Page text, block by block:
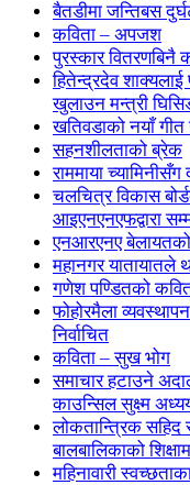
बैतडीमा जन्तिबस
कविता – अपजश
पुरस्कार वितरणबिनै
हितेन्द्रदेव
खुलाउन मन्त्री
खतिवडाको नयाँ
सहनशीलताको ब्रेक
राममाया
चलचित्र विकास
आइएनएनएफद्वारा
एनआरएनए बेलायतको
महानगर यातायातले
गणेश पण्डितको
फोहोरमैला
निर्वाचित
कविता – सुख भोग
समाचार हटाउने
काउन्सिल सुक्ष्म
लोकतान्त्रिक सहिद
बालबालिकाको
महिनावारी